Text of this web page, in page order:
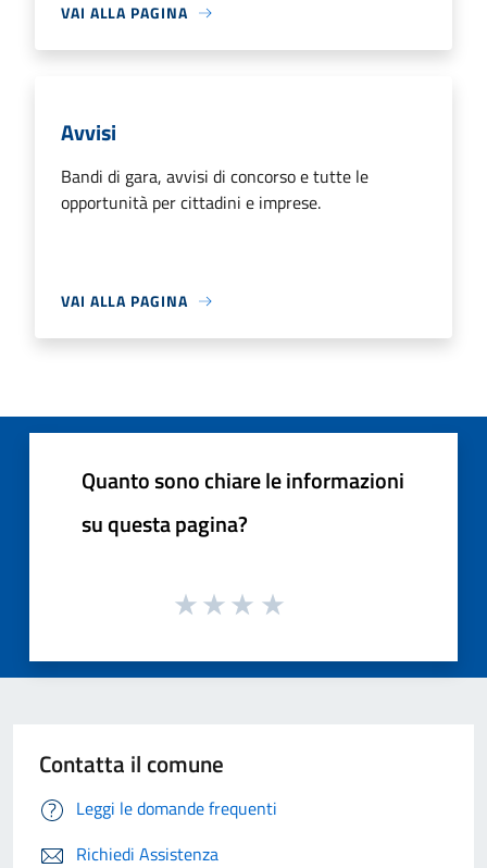
VAI ALLA PAGINA
Avvisi
Bandi di gara, avvisi di concorso e tutte le
opportunità per cittadini e imprese.
VAI ALLA PAGINA
Quanto sono chiare le informazioni
su questa pagina?
Contatta il comune
Leggi le domande frequenti
Richiedi Assistenza